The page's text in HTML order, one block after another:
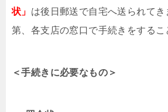
状」 は後日郵送で自宅へ送られて
第、各支店の窓口で手続きをするこ
＜手続きに必要なもの＞